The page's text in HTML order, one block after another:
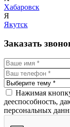
Хабаровск
Я
Якутск
Заказать
Нажимая
дееспособность,
персональных